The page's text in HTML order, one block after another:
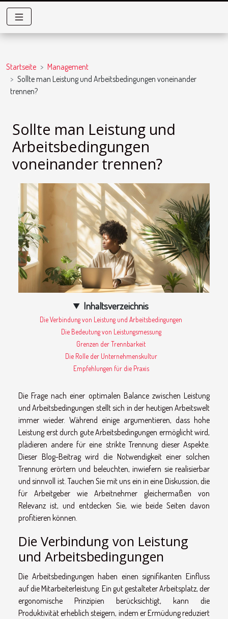
Startseite
Management
Sollte man Leistung und Arbeitsbedingungen voneinander
trennen?
Sollte man Leistung und
Arbeitsbedingungen
voneinander trennen?
Inhaltsverzeichnis
Die Verbindung von Leistung und Arbeitsbedingungen
Die Bedeutung von Leistungsmessung
Grenzen der Trennbarkeit
Die Rolle der Unternehmenskultur
Empfehlungen für die Praxis
Die Frage nach einer optimalen Balance zwischen Leistung
und Arbeitsbedingungen stellt sich in der heutigen Arbeitswelt
immer wieder. Während einige argumentieren, dass hohe
Leistung erst durch gute Arbeitsbedingungen ermöglicht wird,
plädieren andere für eine strikte Trennung dieser Aspekte.
Dieser Blog-Beitrag wird die Notwendigkeit einer solchen
Trennung erörtern und beleuchten, inwiefern sie realisierbar
und sinnvoll ist. Tauchen Sie mit uns ein in eine Diskussion, die
für Arbeitgeber wie Arbeitnehmer gleichermaßen von
Relevanz ist, und entdecken Sie, wie beide Seiten davon
profitieren können.
Die Verbindung von Leistung
und Arbeitsbedingungen
Die Arbeitsbedingungen haben einen signifikanten Einfluss
auf die Mitarbeiterleistung. Ein gut gestalteter Arbeitsplatz, der
ergonomische Prinzipien berücksichtigt, kann die
Produktivität erheblich steigern, indem er Ermüdung reduziert